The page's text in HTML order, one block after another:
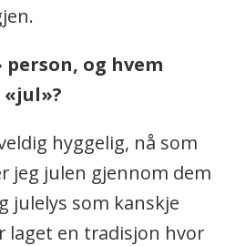
person, og hvem
hyggelig, nå som
jeg julen gjennom dem
julelys som kanskje
laget en tradisjon hvor